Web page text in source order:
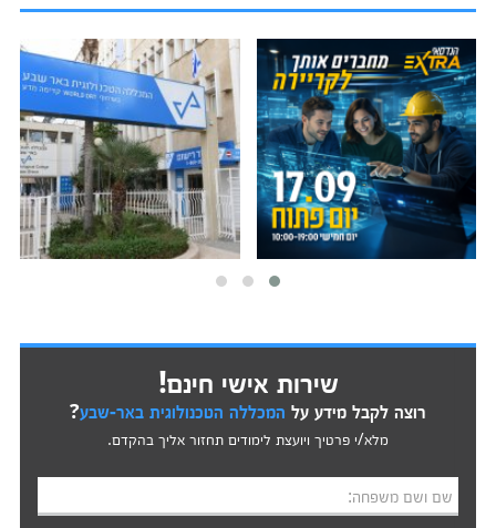
שירות אישי חינם!
רוצה לקבל מידע על המכללה הטכנולוגית באר-שבע?
מלא/י פרטיך ויועצת לימודים תחזור אליך בהקדם.
שם ושם משפחה: